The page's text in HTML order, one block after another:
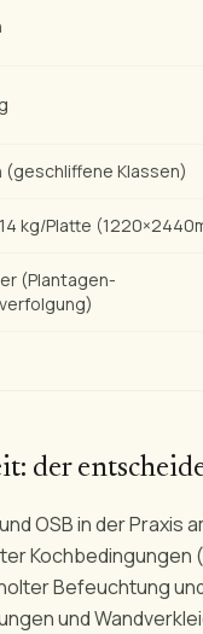
(geschliffene Klassen)
kg/Platte
(Plantagen-
der
OSB in der Praxis
Befeuchtung
und